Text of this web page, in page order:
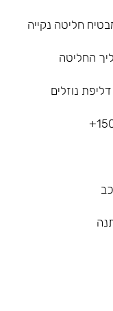
חליטה נקייה
החליטה
נוזלים